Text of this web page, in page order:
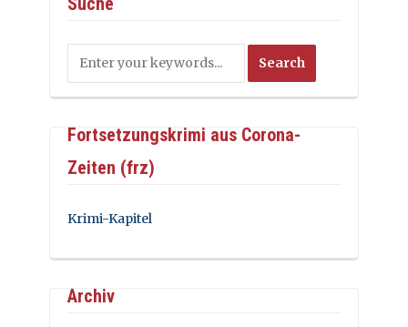
Fortsetzungskrimi aus Corona-
Zeiten (frz)
Krimi-Kapitel
Archiv